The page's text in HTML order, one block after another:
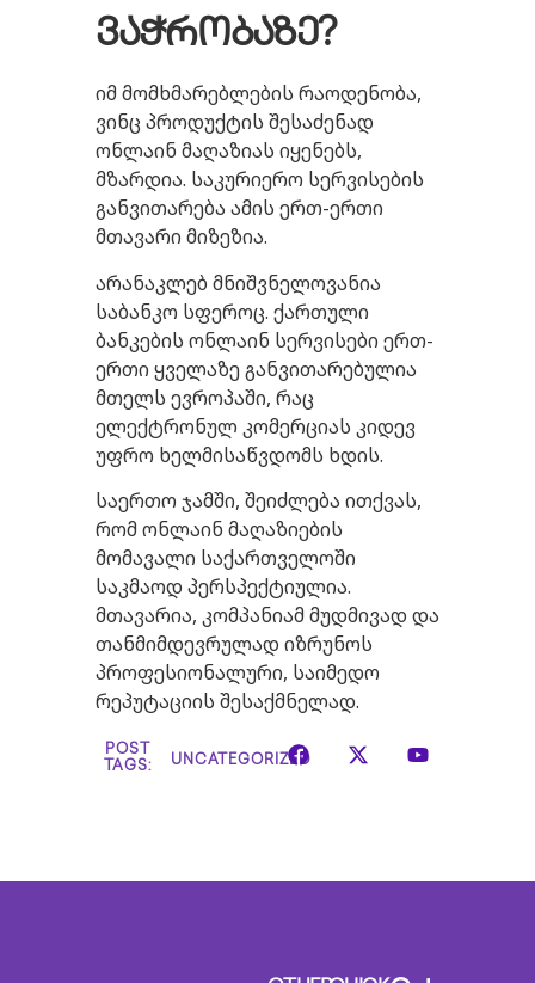
ვაჭრობაზე?
იმ მომხმარებლების რაოდენობა,
ვინც პროდუქტის შესაძენად
ონლაინ მაღაზიას იყენებს,
მზარდია. საკურიერო სერვისების
განვითარება ამის ერთ-ერთი
მთავარი მიზეზია.
არანაკლებ მნიშვნელოვანია
საბანკო სფეროც. ქართული
ბანკების ონლაინ სერვისები ერთ-
ერთი ყველაზე განვითარებულია
მთელს ევროპაში, რაც
ელექტრონულ კომერციას კიდევ
უფრო ხელმისაწვდომს ხდის.
საერთო ჯამში, შეიძლება ითქვას,
რომ ონლაინ მაღაზიების
მომავალი საქართველოში
საკმაოდ პერსპექტიულია.
მთავარია, კომპანიამ მუდმივად და
თანმიმდევრულად იზრუნოს
პროფესიონალური, საიმედო
რეპუტაციის შესაქმნელად.
UNCATEGORIZED
POST
TAGS: